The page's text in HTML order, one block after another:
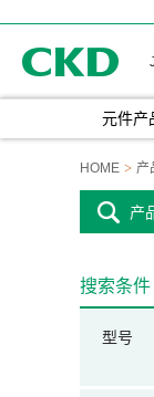
元件产
HOME 产
产
搜索条件
型号